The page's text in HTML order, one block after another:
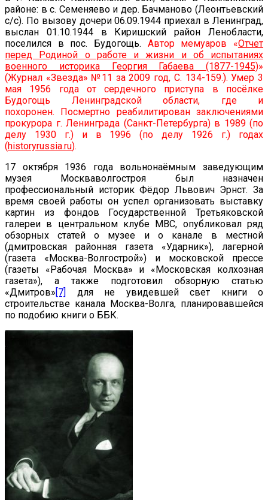
районе: в с. Семеняево и дер. Бачманово (Леонтьевский
с/с). По вызову дочери 06.09.1944 приехал в Ленинград,
выслан 01.10.1944 в Киришский район Ленобласти,
поселился в пос. Будогощь. Автор мемуаров «Отчет
перед Родиной о работе и жизни и об испытаниях
военного историка Георгия Габаева (1877-1945)»
(Журнал «Звезда» №11 за 2009 год, С. 134-159.). Умер 3
мая 1956 года от сердечного приступа в посёлке
Будогощь Ленинградской области, где и
похоронен. Посмертно реабилитирован заключениями
прокурора г. Ленинграда (Санкт-Петербурга) в 1989 (по
делу 1930 г.) и в 1996 (по делу 1926 г.) годах
(historyrussia.ru).
17 октября 1936 года вольнонаёмным заведующим
музея Москваволгостроя был назначен
профессиональный историк Фёдор Львович Эрнст. За
время своей работы он успел организовать выставку
картин из фондов Государственной Третьяковской
галереи в центральном клубе МВС, опубликовал ряд
обзорных статей о музее и о канале в местной
(дмитровская районная газета «Ударник»), лагерной
(газета «Москва-Волгострой») и московской прессе
(газеты «Рабочая Москва» и «Московская колхозная
газета»), а также подготовил обзорную статью
«Дмитров»[7]
для не увидевшей свет книги о
строительстве канала Москва-Волга, планировавшейся
по подобию книги о ББК.